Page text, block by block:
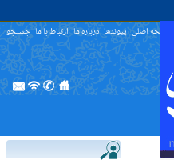
صفحه اصلی پیوندها درباره ما ارتباط با ما جستجو